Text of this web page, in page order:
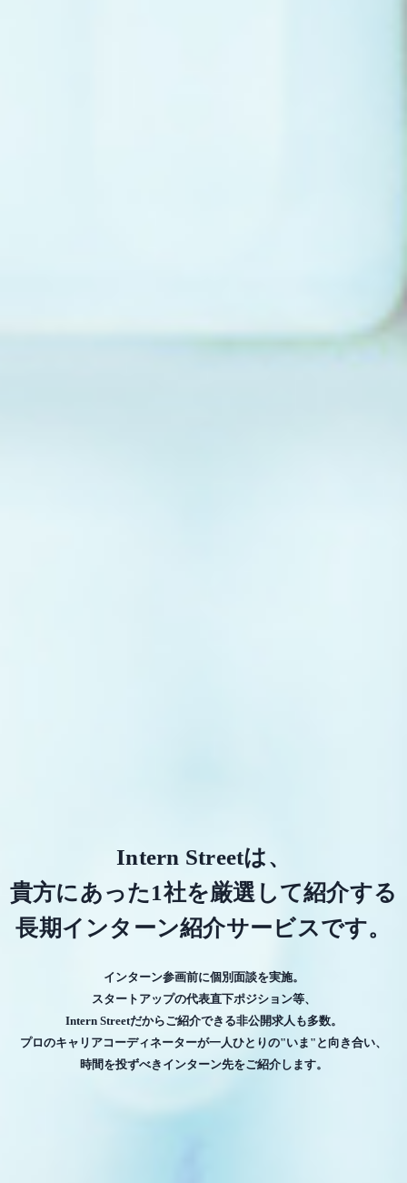
Intern Streetは、
貴方にあった1社を厳選して紹介する
長期インターン紹介サービスです。
インターン参画前に個別面談を実施。
スタートアップの代表直下ポジション等、
Intern Streetだからご紹介できる非公開求人も多数。
プロのキャリアコーディネーターが一人ひとりの"いま"と向き合い、
時間を投ずべきインターン先をご紹介します。